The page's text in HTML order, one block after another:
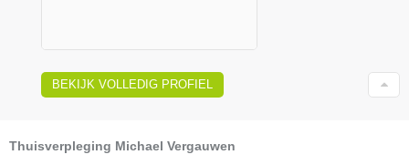
BEKIJK VOLLEDIG PROFIEL
Thuisverpleging Michael Vergauwen